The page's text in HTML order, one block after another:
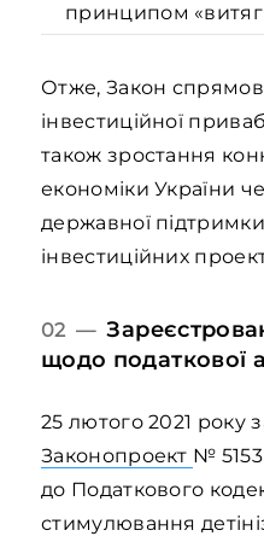
принципом
Отже, Закон
інвестиційної
також зростання
економіки України
державної
інвестиційних
02 —
щодо податкової
25 лютого 2021 року
Законопроект №
до Податкового
стимулювання